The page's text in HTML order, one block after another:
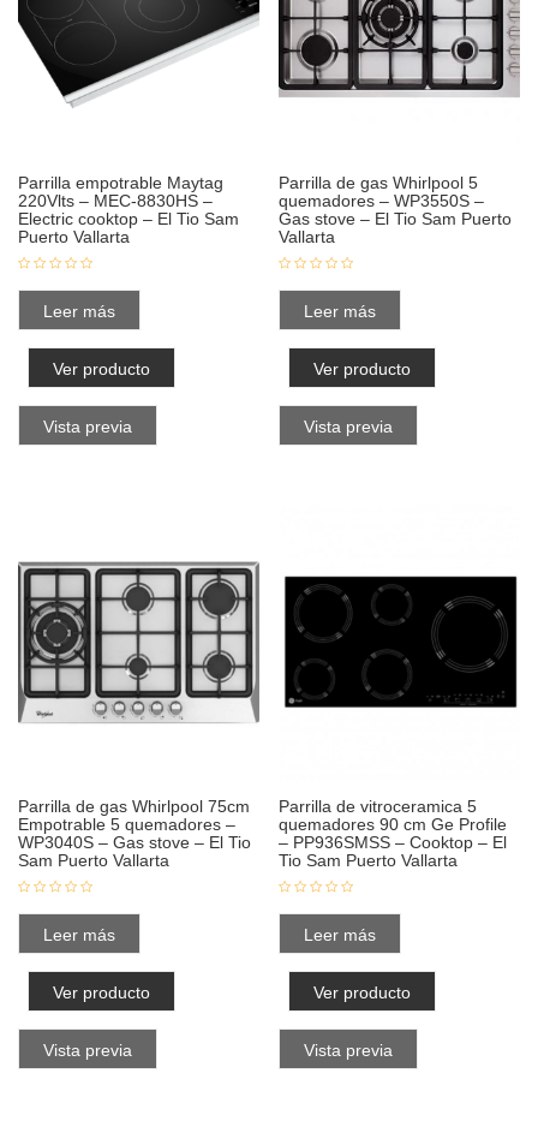
Parrilla empotrable Maytag
220Vlts – MEC-8830HS –
Electric cooktop – El Tio Sam
Puerto Vallarta
Leer más
Ver producto
Vista previa
Parrilla de gas Whirlpool 5
quemadores – WP3550S –
Gas stove – El Tio Sam Puerto
Vallarta
Leer más
Ver producto
Vista previa
Parrilla de gas Whirlpool 75cm
Empotrable 5 quemadores –
WP3040S – Gas stove – El Tio
Sam Puerto Vallarta
Leer más
Ver producto
Vista previa
Parrilla de vitroceramica 5
quemadores 90 cm Ge Profile
– PP936SMSS – Cooktop – El
Tio Sam Puerto Vallarta
Leer más
Ver producto
Vista previa